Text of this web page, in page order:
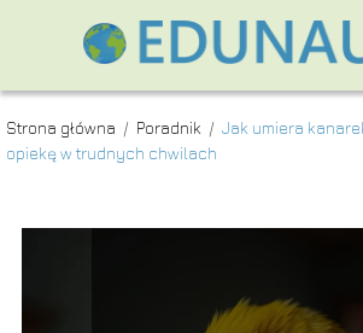
Strona główna / Poradnik / Jak umiera
opiekę w trudnych chwilach